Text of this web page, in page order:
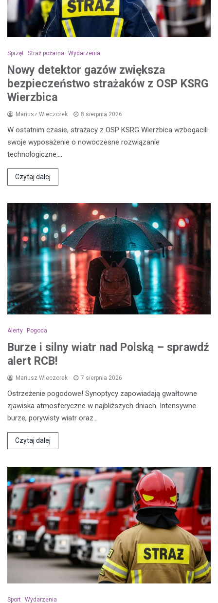
Sprzęt Straż pożarna Wydarzenia
Nowy detektor gazów zwiększa
bezpieczeństwo strażaków z OSP KSRG
Wierzbica
Mariusz Wieczorek 8 sierpnia 2026
W ostatnim czasie, strażacy z OSP KSRG Wierzbica wzbogacili
swoje wyposażenie o nowoczesne rozwiązanie
technologiczne,…
Czytaj dalej
Alerty Pogoda
Burze i silny wiatr nad Polską – sprawdź
alert RCB!
Mariusz Wieczorek 7 sierpnia 2026
Ostrzeżenie pogodowe! Synoptycy zapowiadają gwałtowne
zjawiska atmosferyczne w najbliższych dniach. Intensywne
burze, porywisty wiatr oraz…
Czytaj dalej
Sport Wydarzenia